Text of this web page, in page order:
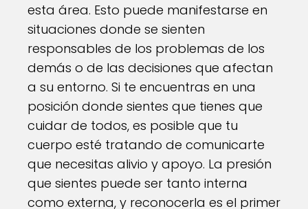
esta área. Esto puede manifestarse en
situaciones donde se sienten
responsables de los problemas de los
demás o de las decisiones que afectan
a su entorno. Si te encuentras en una
posición donde sientes que tienes que
cuidar de todos, es posible que tu
cuerpo esté tratando de comunicarte
que necesitas alivio y apoyo. La presión
que sientes puede ser tanto interna
como externa, y reconocerla es el primer